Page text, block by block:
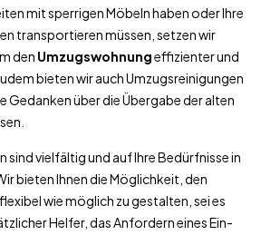
mit sperrigen Möbeln haben oder Ihre
transportieren müssen, setzen wir
den Umzugswohnungeffizienter und
bieten wir auch Umzugsreinigungen
Gedanken über die Übergabe der alten
sind vielfältig und auf Ihre Bedürfnisse in
bieten Ihnen die Möglichkeit, den
wie möglich zu gestalten, sei es
Helfer, das Anfordern eines Ein-